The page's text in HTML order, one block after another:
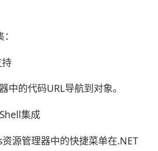
中的代码URL导航到对象。
集成
源管理器中的快捷菜单在.NET